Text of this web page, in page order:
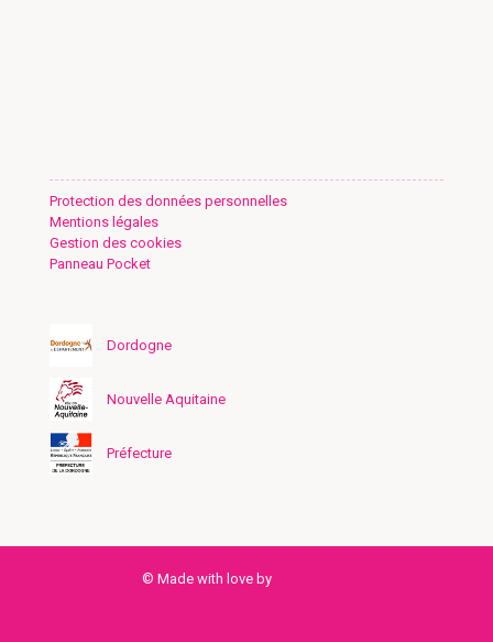
Protection des données personnelles
Mentions légales
Gestion des cookies
Panneau Pocket
Dordogne
Nouvelle Aquitaine
Préfecture
© Made with love by